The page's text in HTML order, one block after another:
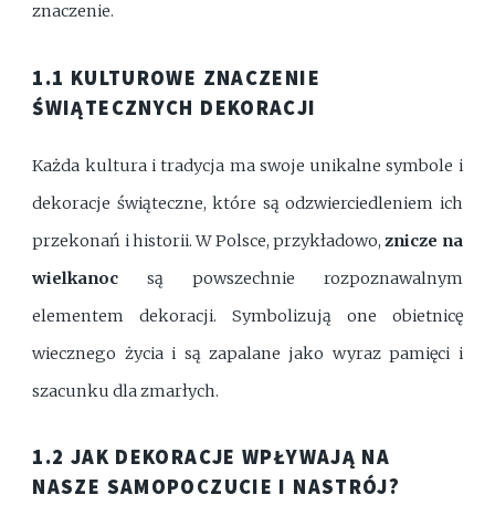
znaczenie.
1.1 KULTUROWE ZNACZENIE
ŚWIĄTECZNYCH DEKORACJI
Każda kultura i tradycja ma swoje unikalne symbole i
dekoracje świąteczne, które są odzwierciedleniem ich
przekonań i historii. W Polsce, przykładowo,znicze na
wielkanoc są powszechnie rozpoznawalnym
elementem dekoracji. Symbolizują one obietnicę
wiecznego życia i są zapalane jako wyraz pamięci i
szacunku dla zmarłych.
1.2 JAK DEKORACJE WPŁYWAJĄ NA
NASZE SAMOPOCZUCIE I NASTRÓJ?